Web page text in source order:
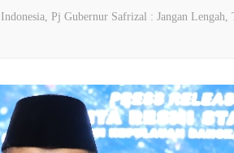
Pj Gubernur Safrizal : Jangan Lengah,